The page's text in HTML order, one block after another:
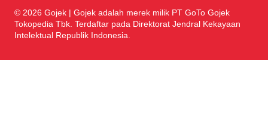
© 2026 Gojek | Gojek adalah merek milik PT GoTo Gojek
Tokopedia Tbk. Terdaftar pada Direktorat Jendral Kekayaan
Intelektual Republik Indonesia.